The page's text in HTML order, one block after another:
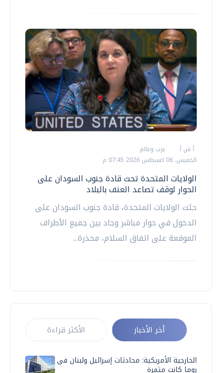
أ ش أ
عرب وعالم
الخميس، 06 اغسطس 2026 07:45 م
الولايات المتحدة تحث قادة جنوب السودان على
الحوار لوقف تصاعد العنف بالبلاد
حثت الولايات المتحدة، قادة جنوب السودان على
الدخول في حوار مباشر وجاد بين جميع الأطراف
الموقعة على اتفاق السلام، محذرة...
أخر الأخبار الأكثر قراءة
الخارجية الأمريكية: محادثات إسرائيل ولبنان في
روما كانت مثمرة